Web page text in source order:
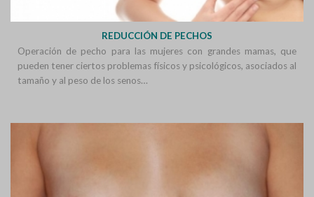
REDUCCIÓN DE PECHOS
Operación de pecho para las mujeres con grandes mamas, que
pueden tener ciertos problemas físicos y psicológicos, asociados al
tamaño y al peso de los senos…